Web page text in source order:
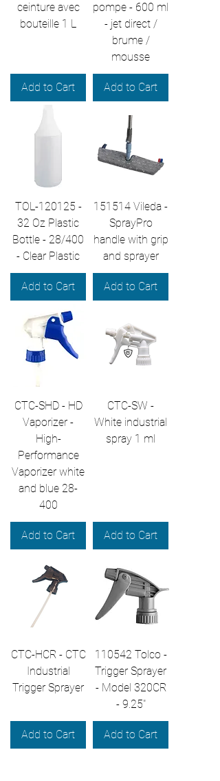
ceinture avec
bouteille 1 L
Add to Cart
pompe - 600 ml
- jet direct /
brume /
mousse
Add to Cart
TOL-120125 -
32 Oz Plastic
Bottle - 28/400
- Clear Plastic
Add to Cart
151514 Vileda -
SprayPro
handle with grip
and sprayer
Add to Cart
CTC-SHD - HD
Vaporizer -
High-
Performance
Vaporizer white
and blue 28-
400
Add to Cart
CTC-SW -
White industrial
spray 1 ml
Add to Cart
CTC-HCR - CTC
Industrial
Trigger Sprayer
Add to Cart
110542 Tolco -
Trigger Sprayer
- Model 320CR
- 9.25"
Add to Cart